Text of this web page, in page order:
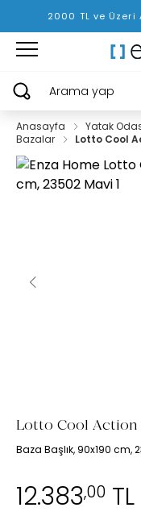
2000 TL ve
Arama yap
Anasayfa Yatak
Bazalar
Lotto Cool
Lotto Cool Action
Baza Başlık, 90x190 cm,
12.383,00 TL